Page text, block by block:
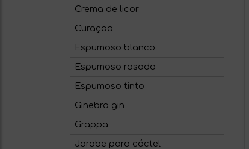
Crema de licor
Curaçao
Espumoso blanco
Espumoso rosado
Espumoso tinto
Ginebra gin
Grappa
Jarabe para cóctel